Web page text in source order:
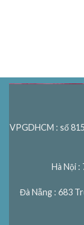
VPGDHCM : số
Hà Nội :
Đà Nẵng : 683